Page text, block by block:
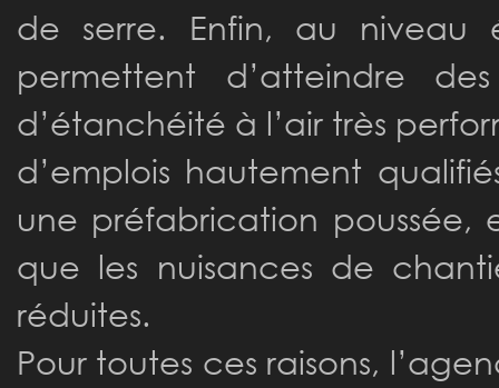
de serre. Enfin, au niveau
permettent d’atteindre
d’étanchéité à l’air très
d’emplois hautement
une préfabrication
que les nuisances de
réduites.
Pour toutes ces raisons,